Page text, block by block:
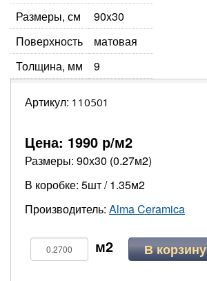
Размеры, см
90x30
Поверхность
матовая
Толщина, мм
9
Артикул: 110501
Цена: 1990 р/м2
Размеры: 90х30 (0.27м2)
В коробке: 5шт / 1.35м2
Производитель: Alma Ceramica
В корзину